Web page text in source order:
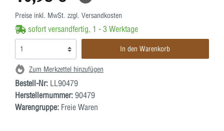
Preise inkl. MwSt. zzgl. Versandkosten
sofort versandfertig, 1 - 3 Werktage
In den Warenkorb
Zum Merkzettel hinzufügen
Bestell-Nr: LL90479
Herstellernummer: 90479
Warengruppe: Freie Waren